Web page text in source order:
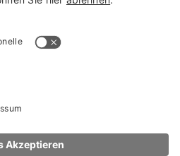
der Verbundgruppe beauty alliance